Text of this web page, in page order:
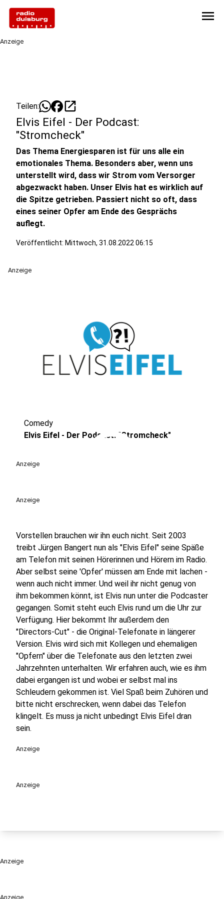
menu
Anzeige
Anzeige
Teilen: open_in_new
Elvis Eifel - Der Podcast:
"Stromcheck"
Das Thema Energiesparen ist für uns alle ein
emotionales Thema. Besonders aber, wenn uns
unterstellt wird, dass wir Strom vom Versorger
abgezwackt haben. Unser Elvis hat es wirklich auf
die Spitze getrieben. Passiert nicht so oft, dass
eines seiner Opfer am Ende des Gesprächs
auflegt.
Veröffentlicht: Mittwoch, 31.08.2022 06:15
Anzeige
play_circle
Comedy
Elvis Eifel - Der Podcast: "Stromcheck"
Anzeige
Anzeige
Vorstellen brauchen wir ihn euch nicht. Seit 2003
treibt Jürgen Bangert nun als "Elvis Eifel" seine Späße
am Telefon mit seinen Hörerinnen und Hörern im Radio.
Aber selbst seine 'Opfer' müssen am Ende mit lachen -
wenn auch nicht immer. Und weil ihr nicht genug von
ihm bekommen könnt, ist Elvis nun unter die Podcaster
gegangen. Somit steht euch Elvis rund um die Uhr zur
Verfügung. Hier bekommt Ihr außerdem den
"Directors-Cut" - die Original-Telefonate in längerer
Version. Elvis wird sich mit Kollegen und ehemaligen
"Opfern" über die Telefonate aus den letzten zwei
Jahrzehnten unterhalten. Wir erfahren auch, wie es ihm
dabei ergangen ist und wobei er selbst mal ins
Schleudern gekommen ist. Viel Spaß beim Zuhören und
bitte nicht erschrecken, wenn dabei das Telefon
klingelt. Es muss ja nicht unbedingt Elvis Eifel dran
sein.
Anzeige
Anzeige
Anzeige